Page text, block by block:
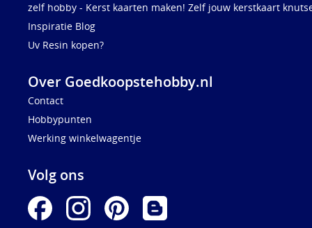
zelf hobby - Kerst kaarten maken! Zelf jouw kerstkaart
Inspiratie Blog
Uv Resin kopen?
Over Goedkoopstehobby.nl
Contact
Hobbypunten
Werking winkelwagentje
Volg ons